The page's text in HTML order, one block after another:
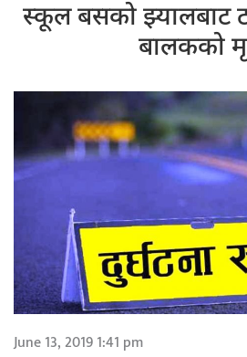
स्कूल बसको झ्यालबाट
बालकको
June 13, 2019 1:41 pm